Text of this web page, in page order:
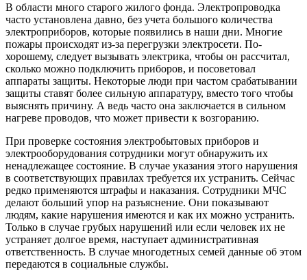
В области много старого жилого фонда. Электропроводка
часто установлена давно, без учета большого количества
электроприборов, которые появились в наши дни. Многие
пожары происходят из-за перегрузки электросети. По-
хорошему, следует вызывать электрика, чтобы он рассчитал,
сколько можно подключить приборов, и посоветовал
аппараты защиты. Некоторые люди при частом срабатывании
защиты ставят более сильную аппаратуру, вместо того чтобы
выяснять причину. А ведь часто она заключается в сильном
нагреве проводов, что может привести к возгоранию.
При проверке состояния электробытовых приборов и
электрооборудования сотрудники могут обнаружить их
ненадлежащее состояние. В случае указания этого нарушения
в соответствующих правилах требуется их устранить. Сейчас
редко применяются штрафы и наказания. Сотрудники МЧС
делают больший упор на разъяснение. Они показывают
людям, какие нарушения имеются и как их можно устранить.
Только в случае грубых нарушений или если человек их не
устраняет долгое время, наступает административная
ответственность. В случае многодетных семей данные об этом
передаются в социальные службы.